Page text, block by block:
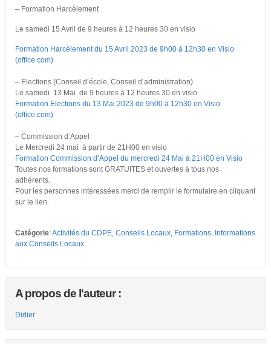
– Formation Harcèlement
Le samedi 15 Avril de 9 heures à 12 heures 30 en visio
Formation Harcèlement du 15 Avril 2023 de 9h00 à 12h30 en Visio
(office.com)
– Elections (Conseil d’école, Conseil d’administration)
Le samedi 13 Mai de 9 heures à 12 heures 30 en visio
Formation Elections du 13 Mai 2023 de 9h00 à 12h30 en Visio
(office.com)
– Commission d’Appel
Le Mercredi 24 mai à partir de 21H00 en visio
Formation Commission d’Appel du mercredi 24 Mai à 21H00 en Visio
Toutes nos formations sont GRATUITES et ouvertes à tous nos
adhérents.
Pour les personnes intéressées merci de remplir le formulaire en cliquant
sur le lien.
Catégorie:Activités du CDPE, Conseils Locaux, Formations, Informations
aux Conseils Locaux
A propos de l'auteur :
Didier